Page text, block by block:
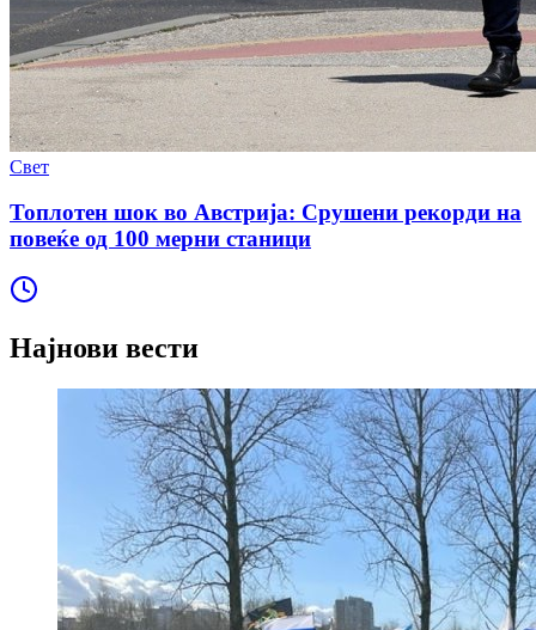
Свет
Топлотен шок во Австрија: Срушени рекорди на
повеќе од 100 мерни станици
Најнови вести